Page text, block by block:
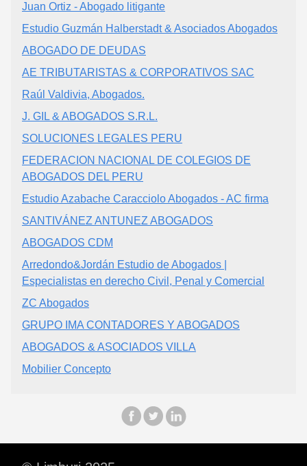
Juan Ortiz - Abogado litigante
Estudio Guzmán Halberstadt & Asociados Abogados
ABOGADO DE DEUDAS
AE TRIBUTARISTAS & CORPORATIVOS SAC
Raúl Valdivia, Abogados.
J. GIL & ABOGADOS S.R.L.
SOLUCIONES LEGALES PERU
FEDERACION NACIONAL DE COLEGIOS DE
ABOGADOS DEL PERU
Estudio Azabache Caracciolo Abogados - AC firma
SANTIVÁNEZ ANTUNEZ ABOGADOS
ABOGADOS CDM
Arredondo&Jordán Estudio de Abogados |
Especialistas en derecho Civil, Penal y Comercial
ZC Abogados
GRUPO IMA CONTADORES Y ABOGADOS
ABOGADOS & ASOCIADOS VILLA
Mobilier Concepto